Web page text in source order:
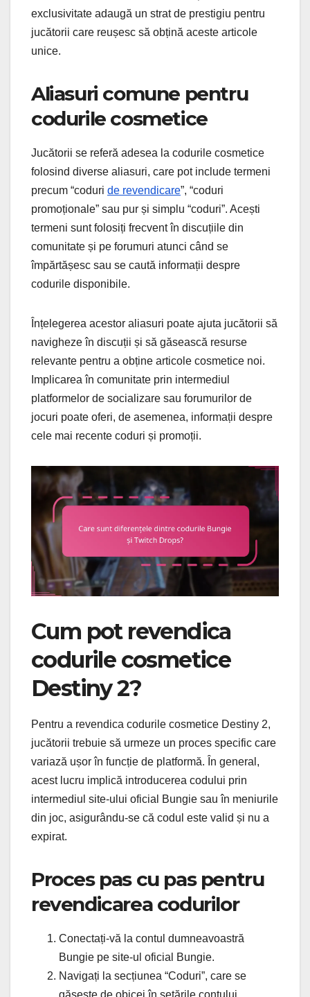
exclusivitate adaugă un strat de prestigiu pentru
jucătorii care reușesc să obțină aceste articole
unice.
Aliasuri comune pentru
codurile cosmetice
Jucătorii se referă adesea la codurile cosmetice
folosind diverse aliasuri, care pot include termeni
precum “coduri de revendicare”, “coduri
promoționale” sau pur și simplu “coduri”. Acești
termeni sunt folosiți frecvent în discuțiile din
comunitate și pe forumuri atunci când se
împărtășesc sau se caută informații despre
codurile disponibile.
Înțelegerea acestor aliasuri poate ajuta jucătorii să
navigheze în discuții și să găsească resurse
relevante pentru a obține articole cosmetice noi.
Implicarea în comunitate prin intermediul
platformelor de socializare sau forumurilor de
jocuri poate oferi, de asemenea, informații despre
cele mai recente coduri și promoții.
Cum pot revendica
codurile cosmetice
Destiny 2?
Pentru a revendica codurile cosmetice Destiny 2,
jucătorii trebuie să urmeze un proces specific care
variază ușor în funcție de platformă. În general,
acest lucru implică introducerea codului prin
intermediul site-ului oficial Bungie sau în meniurile
din joc, asigurându-se că codul este valid și nu a
expirat.
Proces pas cu pas pentru
revendicarea codurilor
Conectați-vă la contul dumneavoastră
Bungie pe site-ul oficial Bungie.
Navigați la secțiunea “Coduri”, care se
găsește de obicei în setările contului